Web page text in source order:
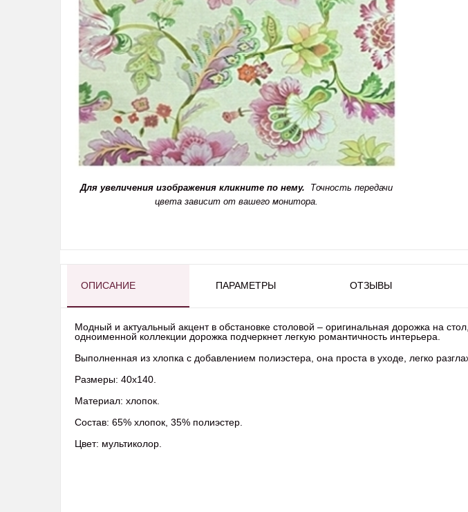
Для увеличения изображения кликните по нему. Точность передачи
цвета зависит от вашего монитора.
ОПИСАНИЕ ПАРАМЕТРЫ ОТЗЫВЫ
Модный и актуальный акцент в обстановке столовой – оригинальная дорожка на
одноименной коллекции дорожка подчеркнет легкую романтичность интерьера.
Выполненная из хлопка с добавлением полиэстера, она проста в уходе, легко
Размеры: 40х140.
Материал: хлопок.
Состав: 65% хлопок, 35% полиэстер.
Цвет: мультиколор.